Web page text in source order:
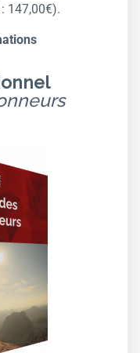
147,00€).